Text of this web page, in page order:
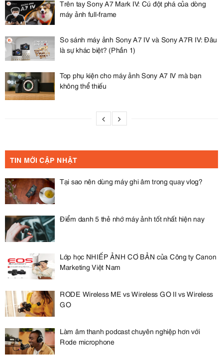
Trên tay Sony A7 Mark IV: Cú đột phá của dòng
máy ảnh full-frame
So sánh máy ảnh Sony A7 IV và Sony A7R IV: Đâu
là sự khác biệt? (Phần 1)
Top phụ kiện cho máy ảnh Sony A7 IV mà bạn
không thể thiếu
TIN MỚI CẬP NHẬT
Tại sao nên dùng máy ghi âm trong quay vlog?
Điểm danh 5 thẻ nhớ máy ảnh tốt nhất hiện nay
Lớp học NHIẾP ẢNH CƠ BẢN của Công ty Canon
Marketing Việt Nam
RODE Wireless ME vs Wireless GO II vs Wireless
GO
Làm âm thanh podcast chuyên nghiệp hơn với
Rode microphone